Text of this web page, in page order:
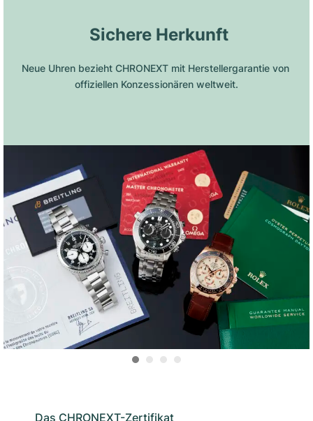
Sichere Herkunft
Neue Uhren bezieht CHRONEXT mit Herstellergarantie von
offiziellen Konzessionären weltweit.
Das CHRONEXT-Zertifikat